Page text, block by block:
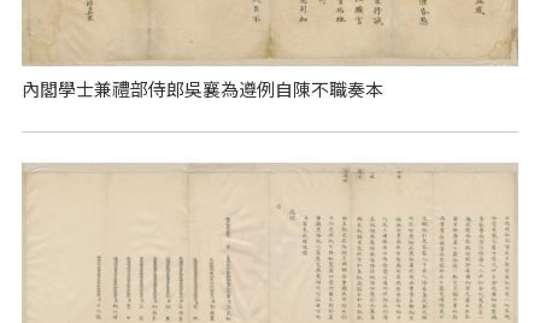
內閣學士兼禮部侍郎吳襄為遵例自陳不職奏本